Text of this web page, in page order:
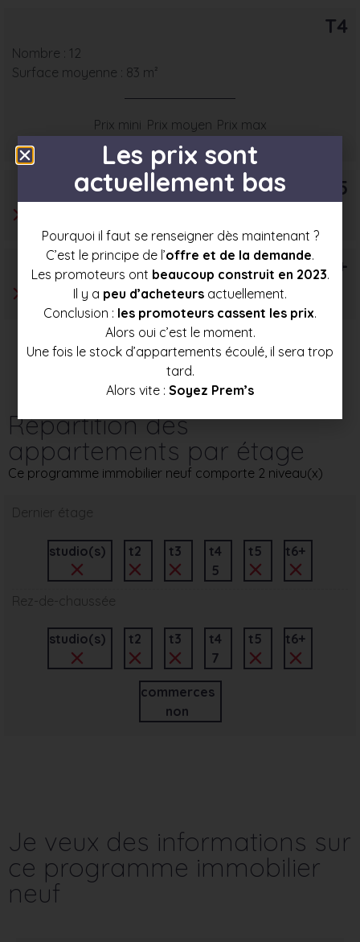
T4
Nombre : 12
Surface moyenne : 83 m²
Prix mini
335 500 €
Prix moyen
362 000 €
Prix max
388 500 €
T5
T6+
Répartition des
appartements par étage
Ce programme immobilier neuf comporte 2 niveau(x)
Dernier étage
studio(s) t2 t3
t4
5
t5 t6+
Rez-de-chaussée
studio(s) t2 t3
t4
7
t5 t6+
commerces
non
Je veux des informations sur
ce programme immobilier
neuf
Les prix sont
actuellement bas
Pourquoi il faut se renseigner dès maintenant ?
C’est le principe de l’offre et de la demande.
Les promoteurs ont beaucoup construit en 2023.
Il y a peu d’acheteurs actuellement.
Conclusion : les promoteurs cassent les prix.
Alors oui c’est le moment.
Une fois le stock d’appartements écoulé, il sera trop
tard.
Alors vite : Soyez Prem’s